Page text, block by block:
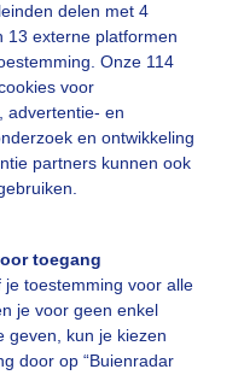
delen met 4
13 externe platformen
Onze 114
voor
advertentie- en
en ontwikkeling
partners kunnen ook
toegang
toestemming voor alle
je voor geen enkel
geven, kun je kiezen
door op “Buienradar
zonnepanelen krijgen
05-2026, 12x bekeken